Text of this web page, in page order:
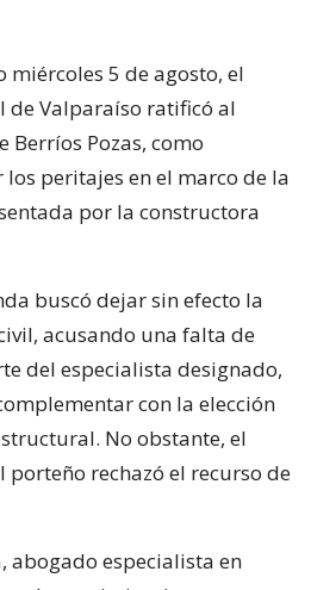
es una estafa": Poduje pide
como zona de riesgo a
de El Olivar tras caída de
5 de agosto, el
Berríos Pozas, como
peritajes en el marco de la
por la constructora
buscó dejar sin efecto la
acusando una falta de
con la elección